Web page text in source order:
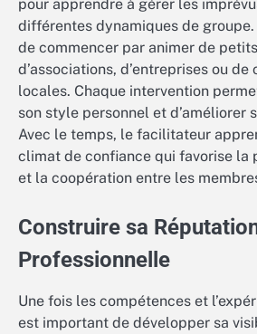
pour apprendre à gérer les
différentes dynamiques de
de commencer par animer de
d’associations, d’entreprises ou de
locales. Chaque intervention
son style personnel et d’améliorer
Avec le temps, le facilitateur
climat de confiance qui favorise la
et la coopération entre les
Construire sa
Professionnelle
Une fois les compétences et
est important de développer sa